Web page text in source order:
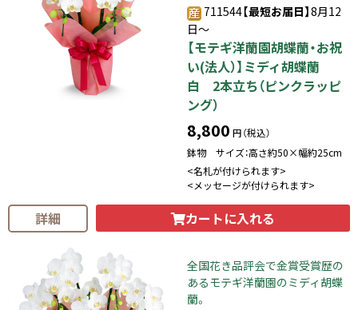
711544【最短お届日】8月12
日～
【モテギ洋蘭園胡蝶蘭・お祝
い(法人）】ミディ胡蝶蘭
白 2本立ち（ピンクラッピ
ング）
8,800 円（税込）
鉢物 サイズ：高さ約50×幅約25cm
<名札が付けられます>
<メッセージが付けられます>
詳細 カートに入れる
全国花き品評会で金賞受賞歴の
あるモテギ洋蘭園のミディ胡蝶
蘭。